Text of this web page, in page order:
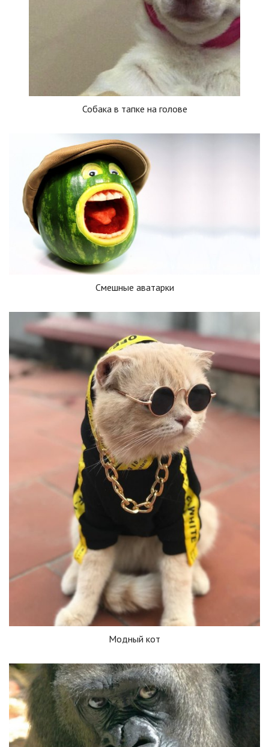
Собака в тапке на голове
Смешные аватарки
Модный кот